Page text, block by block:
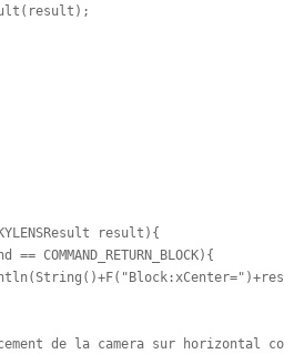
result){
== COMMAND_RETURN_BLOCK){
de la camera sur horizontal